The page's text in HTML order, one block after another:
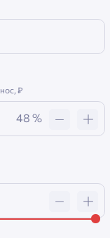
₽
48 %